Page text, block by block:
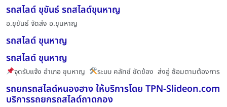
รถสไลด์ ขุขันธ์ รถสไลด์ขุนหาญ
อ.ขุขันธ์ จัดส่ง อ.ขุนหาญ
รถสไลด์ ขุนหาญ
รถสไลด์ ขุนหาญ
จุดรับแจ้ง อำเภอ ขุนหาญ ระบบ คลัทช์ ขัดข้อง ส่งอู่ ซ้อมตามต้องการ
รถยกรถสไลด์หนองฮาง ให้บริการโดย TPN-Slideon.com
บริการรถยกรถสไลด์ถาดกอง